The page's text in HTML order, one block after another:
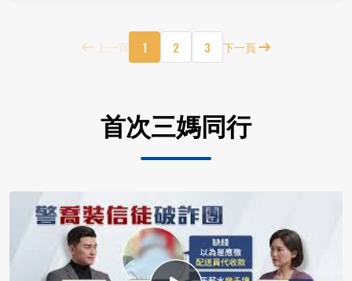
上一頁 1 2 3 下一頁
首次三媽同行